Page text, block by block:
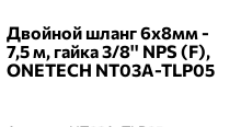
Двойной шланг 6x8мм -
7,5 м, гайка 3/8'' NPS (F),
ONETECH NT03A-TLP05